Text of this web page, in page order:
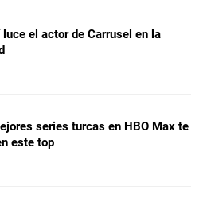
el actor de Carrusel en la
series turcas en HBO Max te
este top